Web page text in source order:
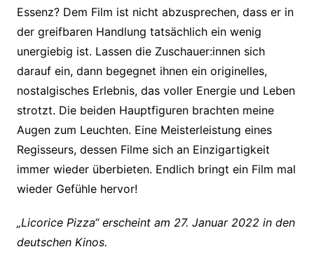
Essenz? Dem Film ist nicht abzusprechen, dass er in
der greifbaren Handlung tatsächlich ein wenig
unergiebig ist. Lassen die Zuschauer:innen sich
darauf ein, dann begegnet ihnen ein originelles,
nostalgisches Erlebnis, das voller Energie und Leben
strotzt. Die beiden Hauptfiguren brachten meine
Augen zum Leuchten. Eine Meisterleistung eines
Regisseurs, dessen Filme sich an Einzigartigkeit
immer wieder überbieten. Endlich bringt ein Film mal
wieder Gefühle hervor!
„Licorice Pizza“ erscheint am 27. Januar 2022 in den
deutschen Kinos.